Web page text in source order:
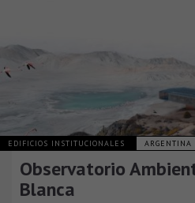
EDIFICIOS INSTITUCIONALES ARGENTINA
Observatorio
Blanca